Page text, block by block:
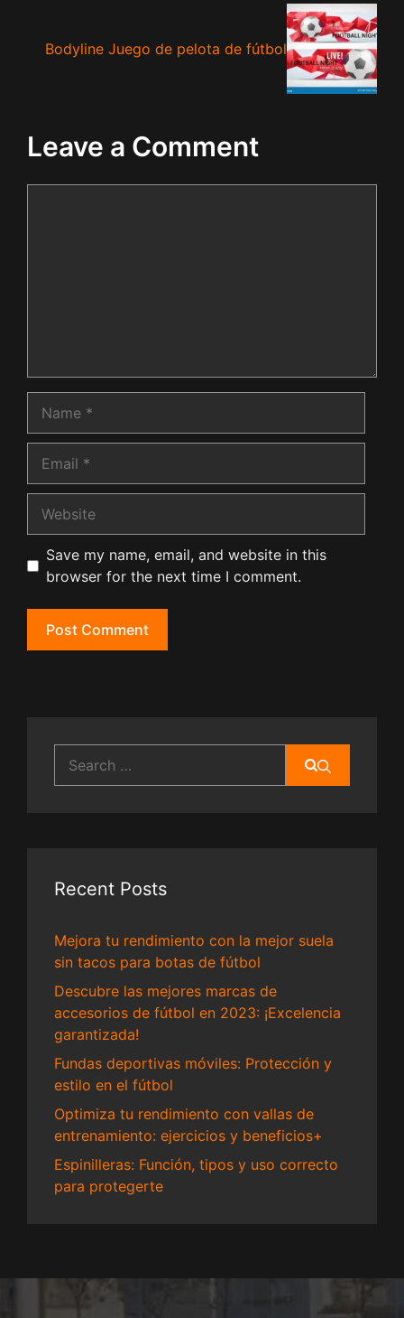
Bodyline Juego de pelota de fútbol
Leave a Comment
Save my name, email, and website in this
browser for the next time I comment.
for:
Recent Posts
Mejora tu rendimiento con la mejor suela
sin tacos para botas de fútbol
Descubre las mejores marcas de
accesorios de fútbol en 2023: ¡Excelencia
garantizada!
Fundas deportivas móviles: Protección y
estilo en el fútbol
Optimiza tu rendimiento con vallas de
entrenamiento: ejercicios y beneficios+
Espinilleras: Función, tipos y uso correcto
para protegerte